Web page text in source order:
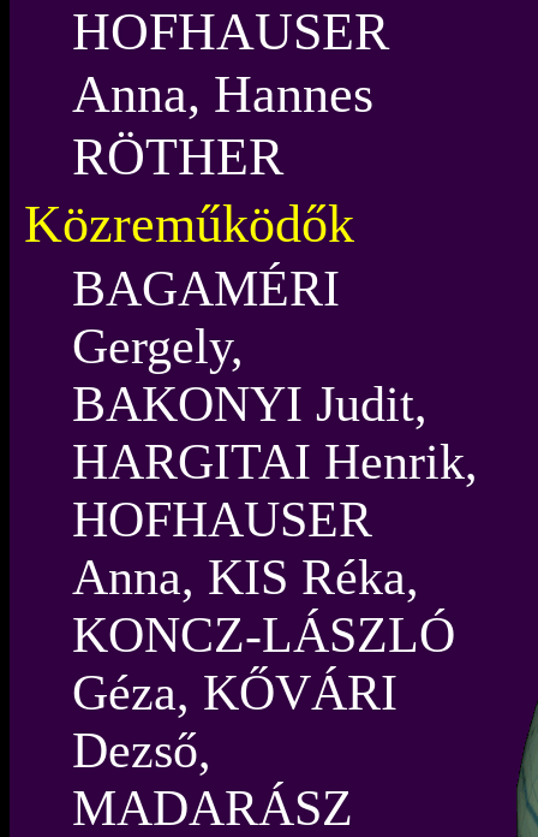
HOFHAUSER
Anna, Hannes
RÖTHER
Közreműködők
BAGAMÉRI
Gergely,
BAKONYI Judit,
HARGITAI Henrik,
HOFHAUSER
Anna, KIS Réka,
KONCZ-LÁSZLÓ
Géza, KŐVÁRI
Dezső,
MADARÁSZ